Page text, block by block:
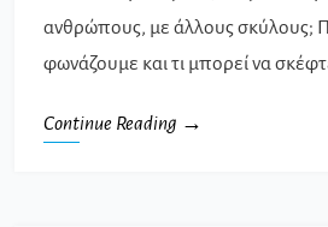
ανθρώπους, με άλλους σκύλους;
φωνάζουμε και τι μπορεί να
Continue Reading →